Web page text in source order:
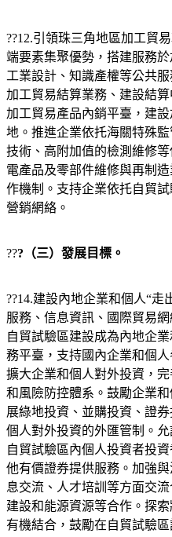
??12.引領珠三角地區加工貿
端要素集聚優勢，搭建服務
工業設計、知識產權等公共
加工貿易結算業務、建設結
加工貿易產品內銷平臺，建
地。推進企業依托海關特殊
技術、高附加值的檢測維修
電產品及零部件維修與再制
作機制。支持企業依托自貿
營銷網絡。
???（三）發展目標。
??14.建設內地企業和個人“
服務、信息資訊、國際貿易
自貿試驗區建設成為內地企
務平臺，支持國內企業和個
擴大企業和個人對外投資，
和風險防控體系。鼓勵企業
展綠地投資、並購投資、證
個人對外投資的外匯管制。
自貿試驗區內個人投資者投
他有價證券提供服務。加強
息交流、人才培訓等方面交
建設和能源資源等合作。探
有機結合，鼓勵在自貿試驗